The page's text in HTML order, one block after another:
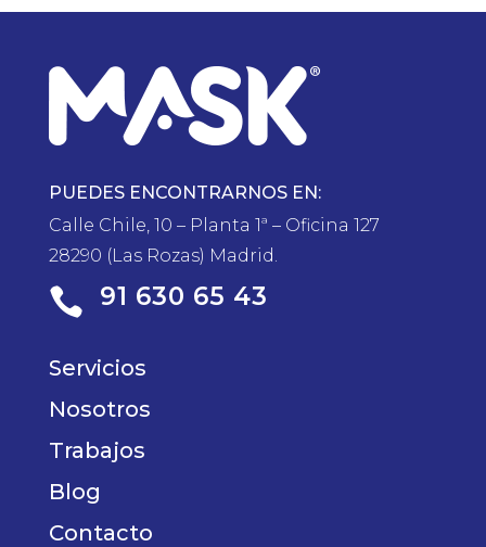
PUEDES ENCONTRARNOS EN:
Calle Chile, 10 – Planta 1ª – Oficina 127
28290 (Las Rozas) Madrid.
 91 630 65 43
Servicios
Nosotros
Trabajos
Blog
Contacto